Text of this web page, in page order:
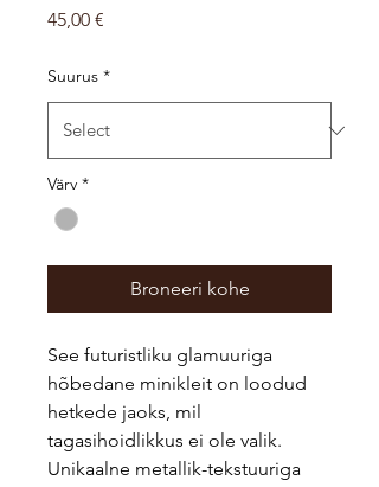
45,00 €
Suurus *
Värv *
Broneeri kohe
See futuristliku glamuuriga
hõbedane minikleit on loodud
hetkede jaoks, mil
tagasihoidlikkus ei ole valik.
Unikaalne metallik-tekstuuriga